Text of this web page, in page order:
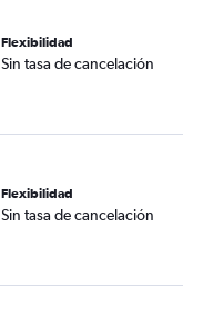
Flexibilidad
Sin tasa de cancelación
Flexibilidad
Sin tasa de cancelación